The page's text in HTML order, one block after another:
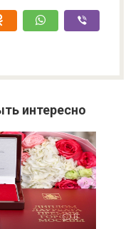
интересно
0